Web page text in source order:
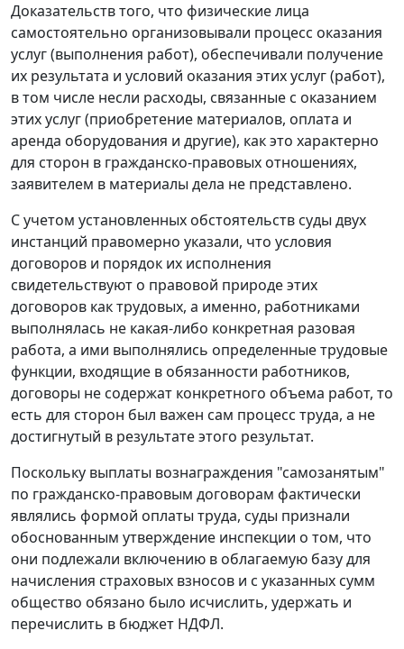
Доказательств того, что физические лица
самостоятельно организовывали процесс оказания
услуг (выполнения работ), обеспечивали получение
их результата и условий оказания этих услуг (работ),
в том числе несли расходы, связанные с оказанием
этих услуг (приобретение материалов, оплата и
аренда оборудования и другие), как это характерно
для сторон в гражданско-правовых отношениях,
заявителем в материалы дела не представлено.
С учетом установленных обстоятельств суды двух
инстанций правомерно указали, что условия
договоров и порядок их исполнения
свидетельствуют о правовой природе этих
договоров как трудовых, а именно, работниками
выполнялась не какая-либо конкретная разовая
работа, а ими выполнялись определенные трудовые
функции, входящие в обязанности работников,
договоры не содержат конкретного объема работ, то
есть для сторон был важен сам процесс труда, а не
достигнутый в результате этого результат.
Поскольку выплаты вознаграждения "самозанятым"
по гражданско-правовым договорам фактически
являлись формой оплаты труда, суды признали
обоснованным утверждение инспекции о том, что
они подлежали включению в облагаемую базу для
начисления страховых взносов и с указанных сумм
общество обязано было исчислить, удержать и
перечислить в бюджет НДФЛ.